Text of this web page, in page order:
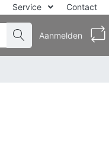
Service Contact
Aanmelden